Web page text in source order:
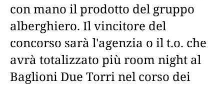
con mano il prodotto del gruppo
alberghiero. Il vincitore del
concorso sarà l'agenzia o il t.o. che
avrà totalizzato più room night al
Baglioni Due Torri nel corso dei